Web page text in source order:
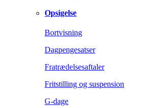
Opsigelse
Bortvisning
Dagpengesatser
Fratrædelsesaftaler
Fritstilling og suspension
G-dage